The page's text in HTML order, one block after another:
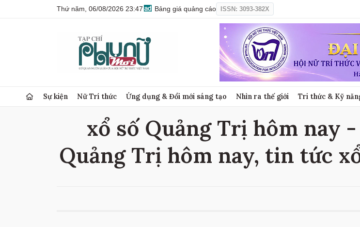
Thứ năm, 06/08/2026 23:47 Bảng giá quảng cáo ISSN: 3093-382X
Sự kiện Nữ Trí thức Ứng dụng & Đổi mới sáng tạo Nhìn ra thế giới Tri thức & Kỹ
xổ số Quảng Trị hôm nay
Quảng Trị hôm nay, tin tức